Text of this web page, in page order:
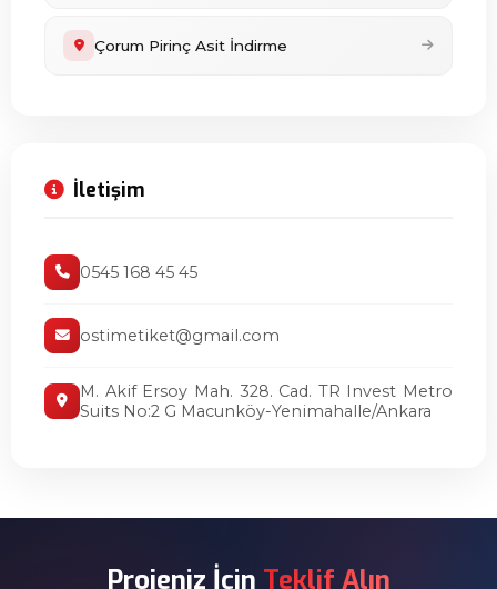
Çorum Pirinç Asit İndirme
İletişim
0545 168 45 45
ostimetiket@gmail.com
M. Akif Ersoy Mah. 328. Cad. TR Invest Metro
Suits No:2 G Macunköy-Yenimahalle/Ankara
Projeniz İçin Teklif Alın